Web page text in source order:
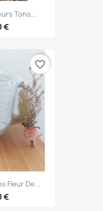
Tons...
€
Fleur De...
€
favorite_border